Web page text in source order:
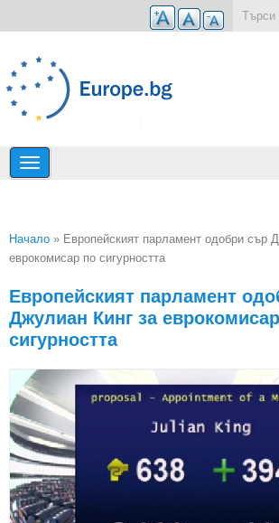
Премини към основното съдържание
Вие сте тук
Начало » Европейският парламент одобри сър
еврокомисар по сигурността
Европейският парламент
Джулиан Кинг за
сигурността